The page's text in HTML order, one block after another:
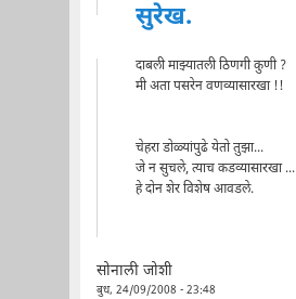
सुरेख.
दाबली माझ्यातली ठिणगी कुणी ?
मी अता पसरेन वणव्यासारखा !!
चेहरा डोळ्यांपुढे येतो तुझा...
जे न सुचले, त्याच कडव्यासारखा ...
हे दोन शेर विशेष आवडले.
सोनाली जोशी
बुध, 24/09/2008 - 23:48